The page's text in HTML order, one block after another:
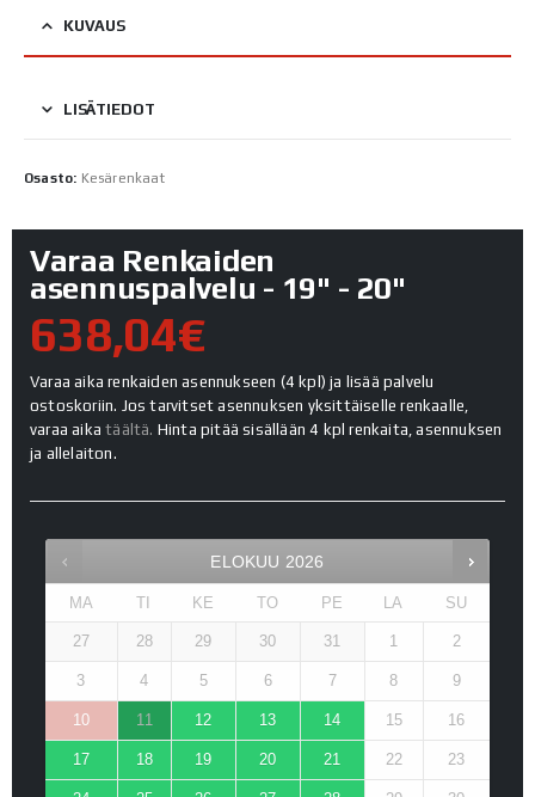
KUVAUS
LISÄTIEDOT
Osasto: Kesärenkaat
Varaa Renkaiden
asennuspalvelu - 19" - 20"
638,04€
Varaa aika renkaiden asennukseen (4 kpl) ja lisää palvelu
ostoskoriin. Jos tarvitset asennuksen yksittäiselle renkaalle,
varaa aikatäältä. Hinta pitää sisällään 4 kpl renkaita, asennuksen
ja allelaiton.
ELOKUU 2026
MA TI KE TO PE LA SU
27 28 29 30 31 1 2
3 4 5 6 7 8 9
10 11 12 13 14 15 16
17 18 19 20 21 22 23